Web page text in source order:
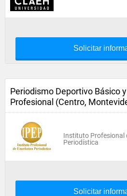
Solicitar
Periodismo Deportivo Básico y
Profesional (Centro,
Instituto Profesional
Periodística
Solicitar